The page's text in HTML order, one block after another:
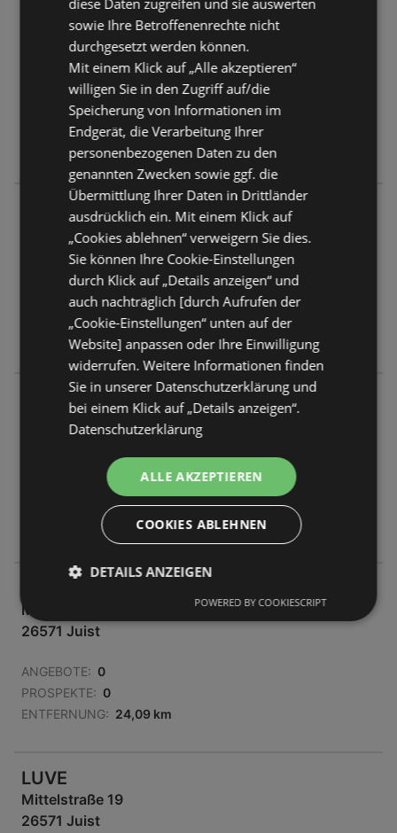
Memmertstraße 12
26571 Juist
ANGEBOTE:
0
PROSPEKTE:
ENTFERNUNG:
21,74 km
Wilhelmstraße 56
26571 Juist
ENTFERNUNG:
Friesenstraße 4
ENTFERNUNG:
23,8 km
Mittelstraße 1 - 2
26571 Juist
ANGEBOTE: 0
PROSPEKTE: 0
ENTFERNUNG: 24,09 km
LUVE
Mittelstraße 19
26571 Juist
diese Daten zugreifen und sie auswerten
sowie Ihre Betroffenenrechte nicht
durchgesetzt werden können.
Mit einem Klick auf „Alle akzeptieren“
willigen Sie in den Zugriff auf/die
Speicherung von Informationen im
Endgerät, die Verarbeitung Ihrer
personenbezogenen Daten zu den
genannten Zwecken sowie ggf. die
Übermittlung Ihrer Daten in Drittländer
ausdrücklich ein. Mit einem Klick auf
„Cookies ablehnen“ verweigern Sie dies.
Sie können Ihre Cookie-Einstellungen
durch Klick auf „Details anzeigen“ und
auch nachträglich [durch Aufrufen der
„Cookie-Einstellungen“ unten auf der
Website] anpassen oder Ihre Einwilligung
widerrufen. Weitere Informationen finden
Sie in unserer Datenschutzerklärung und
bei einem Klick auf „Details anzeigen“.
Datenschutzerklärung
ALLE AKZEPTIEREN
COOKIES ABLEHNEN
DETAILS ANZEIGEN
POWERED BY COOKIESCRIPT